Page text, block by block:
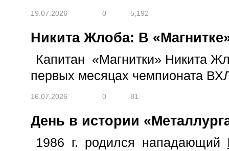
19.07.2026 0 5,192
Никита Жлоба: В
Капитан «Магнитки» Никита
первых месяцах чемпионата
16.07.2026 0 81
День в истории
1986 г. родился нападающий